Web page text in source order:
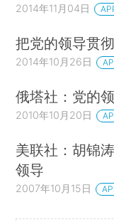
2014年11月04日
把党的领导贯
2014年10月26日
俄塔社：党的
2010年10月20日
美联社：胡锦
领导
2007年10月15日